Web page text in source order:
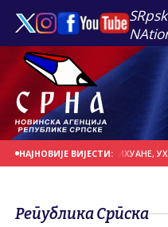
НАЈНОВИЈЕ ВИЈЕСТИ:
38 КИЛОГРАМА МАРИХУАНЕ,
Република Српска